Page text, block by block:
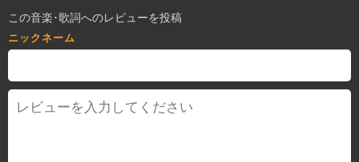
この音楽･歌詞へのレビューを投稿
ニックネーム